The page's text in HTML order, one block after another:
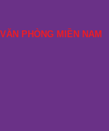
VĂN PHÒNG MIỀN NAM